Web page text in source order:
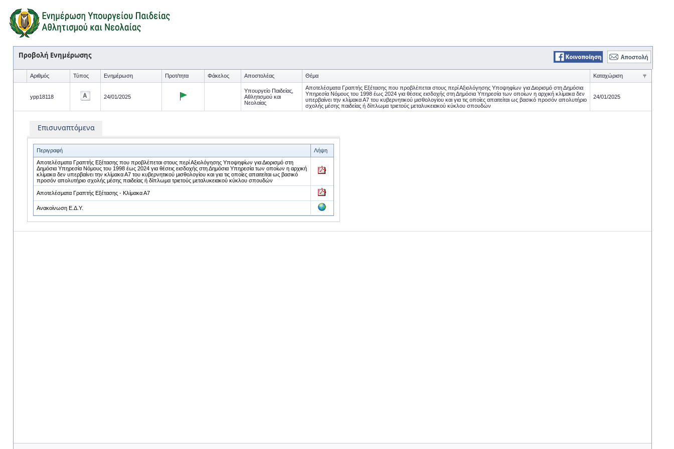
Προβολή Ενημέρωσης
Αριθμός Τύπος Ενημέρωση Προτ/τητα Φάκελος Αποστολέας Θέμα Καταχώριση
ypp18118 24/01/2025
Υπουργείο Παιδείας,
Αθλητισμού και
Νεολαίας
Αποτελέσματα Γραπτής Εξέτασης που προβλέπεται στους περί Αξιολόγησης Υποψηφίων για Διορισμό στη Δημόσια
Υπηρεσία Νόμους του 1998 έως 2024 για θέσεις εισδοχής στη Δημόσια Υπηρεσία των οποίων η αρχική κλίμακα δεν
υπερβαίνει την κλίμακα Α7 του κυβερνητικού μισθολογίου και για τις οποίες απαιτείται ως βασικό προσόν απολυτήριο
σχολής μέσης παιδείας ή δίπλωμα τριετούς μεταλυκειακού κύκλου σπουδών
24/01/2025
Επισυναπτόμενα
Περιγραφή
Λήψη
Αποτελέσματα Γραπτής Εξέτασης που προβλέπεται στους περί Αξιολόγησης Υποψηφίων για Διορισμό στη
Δημόσια Υπηρεσία Νόμους του 1998 έως 2024 για θέσεις εισδοχής στη Δημόσια Υπηρεσία των οποίων η αρχική
κλίμακα δεν υπερβαίνει την κλίμακα Α7 του κυβερνητικού μισθολογίου και για τις οποίες απαιτείται ως βασικό
προσόν απολυτήριο σχολής μέσης παιδείας ή δίπλωμα τριετούς μεταλυκειακού κύκλου σπουδών
Αποτελέσματα Γραπτής Εξέτασης - Κλίμακα Α7
Ανακοίνωση Ε.Δ.Υ.